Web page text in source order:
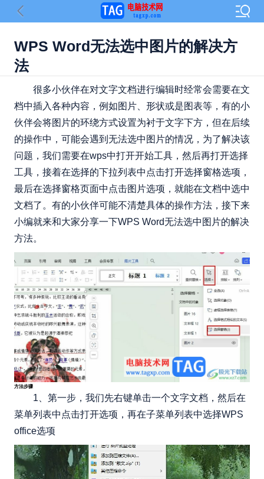
WPS Word无法选中图片的解决方
法
很多小伙伴在对文字文档进行编辑时经常会需要在文
档中插入各种内容，例如图片、形状或是图表等，有的小
伙伴会将图片的环绕方式设置为衬于文字下方，但在后续
的操作中，可能会遇到无法选中图片的情况，为了解决该
问题，我们需要在wps中打开开始工具，然后再打开选择
工具，接着在选择的下拉列表中点击打开选择窗格选项，
最后在选择窗格页面中点击图片选项，就能在文档中选中
文档了。有的小伙伴可能不清楚具体的操作方法，接下来
小编就来和大家分享一下WPS Word无法选中图片的解决
方法。
方法步骤
1、第一步，我们先右键单击一个文字文档，然后在
菜单列表中点击打开选项，再在子菜单列表中选择WPS
office选项